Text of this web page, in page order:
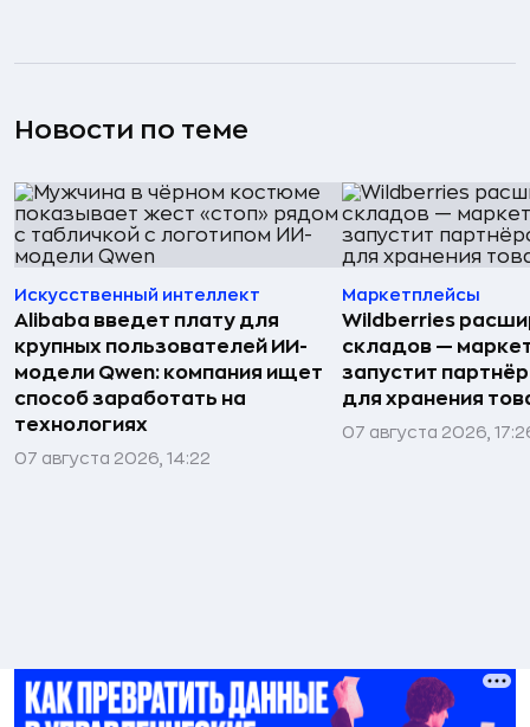
Новости по теме
Искусственный интеллект
Alibaba введет плату для
крупных пользователей ИИ-
модели Qwen: компания ищет
способ заработать на
технологиях
07 августа 2026, 14:22
Маркетплейсы
Wildberries
складов —
запустит
для хранения
07 августа 2026,